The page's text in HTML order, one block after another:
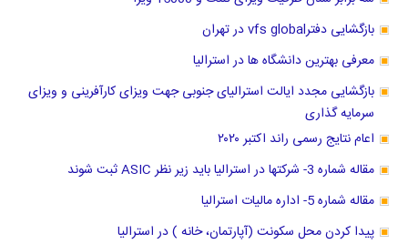
بازگشایی دفترvfs global در تهران
معرفی بهترین دانشگاه ها در استرالیا
بازگشایی مجدد ایالت استرالیای جنوبی جهت ویزای کارآفرینی و ویزای
سرمایه گذاری
اعام نتایج رسمی راند اکتبر ۲۰۲۰
مقاله شماره 3- شرکتها در استرالیا باید زیر نظر ASIC ثبت شوند
مقاله شماره 5- اداره مالیات استرالیا
پیدا کردن محل سکونت (آپارتمان، خانه ) در استرالیا